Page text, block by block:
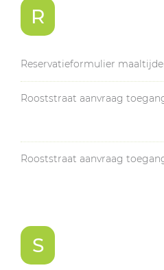
R
Reservatieformulier
Rooststraat aanvraag
Rooststraat aanvraag
S